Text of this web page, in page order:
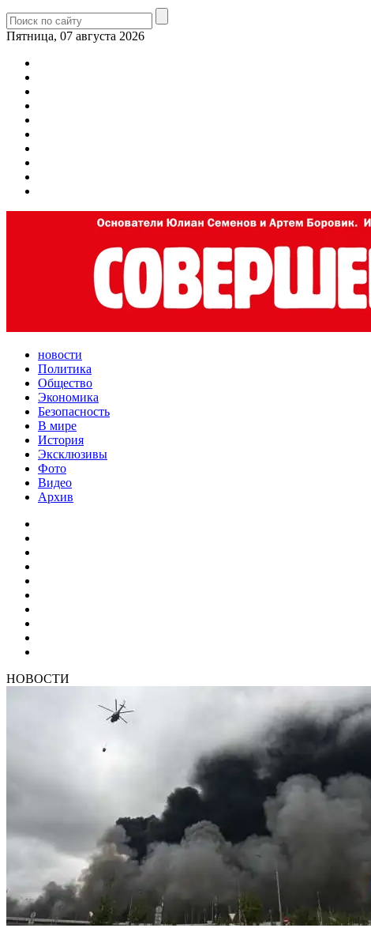
Пятница, 07 августа 2026
новости
Политика
Общество
Экономика
Безопасность
В мире
История
Эксклюзивы
Фото
Видео
Архив
НОВОСТИ